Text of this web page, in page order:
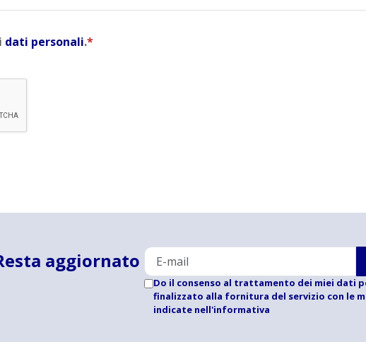
dati personali.*
aggiornato
Do il consenso al trattamento dei miei dati
finalizzato alla fornitura del servizio con le
indicate nell'informativa